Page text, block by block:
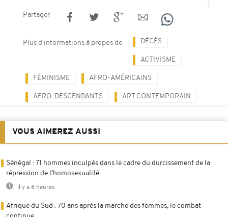
Partager
Plus d'informations à propos de DÉCÈS
ACTIVISME
FÉMINISME AFRO-AMÉRICAINS
AFRO-DESCENDANTS ART CONTEMPORAIN
VOUS AIMEREZ AUSSI
Sénégal : 71 hommes inculpés dans le cadre du durcissement de la
répression de l’homosexualité
Il y a 8 heures
Afrique du Sud : 70 ans après la marche des femmes, le combat